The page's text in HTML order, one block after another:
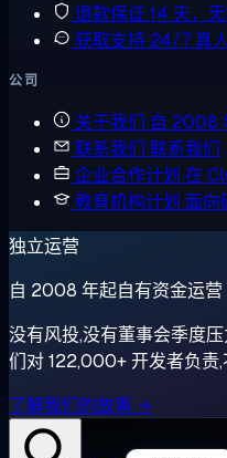
退款保证 14 天，
获取支持 24/7 真
公司
关于我们 自 2008
联系我们 联系我们
企业合作计划 在
教育机构计划 面向
独立运营
自 2008 年起自有资金运营
没有风投,没有董事会季度
们对 122,000+ 开发者负责,
了解我们的故事 →